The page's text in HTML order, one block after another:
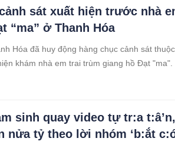
sát xuất hiện trước nhà
“ma” ở Thanh Hóa
Hóa đã huy động hàng chục cảnh sát
khám nhà em trai trùm giang hồ Đạt "ma".
sinh quay video tự tr:a
nửa tỷ theo lời nhóm ‘b:ắt